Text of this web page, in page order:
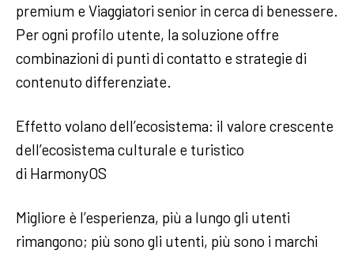
premium e Viaggiatori senior in cerca di benessere.
Per ogni profilo utente, la soluzione offre
combinazioni di punti di contatto e strategie di
contenuto differenziate.
Effetto volano dell’ecosistema: il valore crescente
dell’ecosistema culturale e turistico
di HarmonyOS
Migliore è l’esperienza, più a lungo gli utenti
rimangono; più sono gli utenti, più sono i marchi